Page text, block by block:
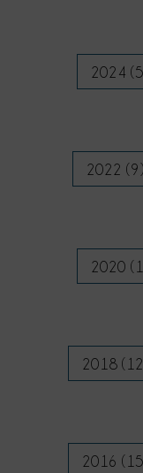
2024
2022 (9)
2020
2018
2016